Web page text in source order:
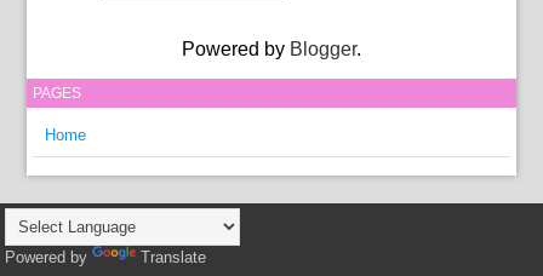
Powered by Blogger.
PAGES
Home
Powered by Translate